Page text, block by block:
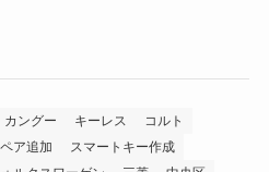
カングー キーレス
コルト
ア追加
スマートキー作成